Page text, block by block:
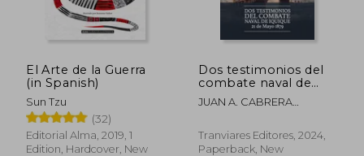
El Arte de la Guerra
(in Spanish)
Sun Tzu
(32)
Editorial Alma, 2019, 1
Edition, Hardcover, New
Dos testimonios del
combate naval de
Iquique. 21 de Mayo
1879 (in Spanish)
JUAN A. CABRERA
WILSON NAVARRETE
Tranviares Editores, 2024,
Paperback, New